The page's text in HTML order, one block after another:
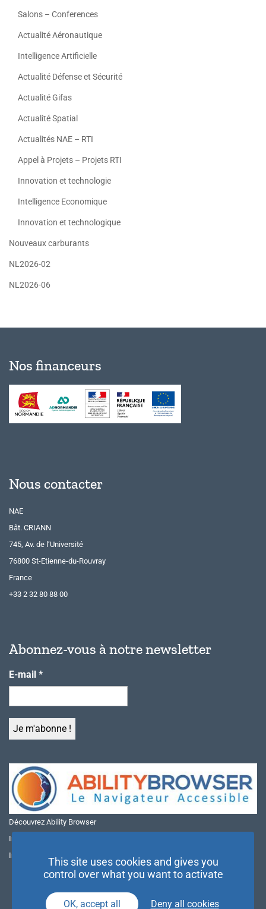
Salons – Conferences
Actualité Aéronautique
Intelligence Artificielle
Actualité Défense et Sécurité
Actualité Gifas
Actualité Spatial
Actualités NAE – RTI
Appel à Projets – Projets RTI
Innovation et technologie
Intelligence Economique
Innovation et technologique
Nouveaux carburants
NL2026-02
NL2026-06
Nos financeurs
Nous contacter
NAE
Bât. CRIANN
745, Av. de l’Université
76800 St-Etienne-du-Rouvray
France
+33 2 32 80 88 00
Abonnez-vous à notre newsletter
E-mail *
Découvrez Ability Browser
Installer Ability Browser sur Windows
Installer Ability Browser sur Mac
This site uses cookies and gives you
control over what you want to activate
OK, accept all Deny all cookies